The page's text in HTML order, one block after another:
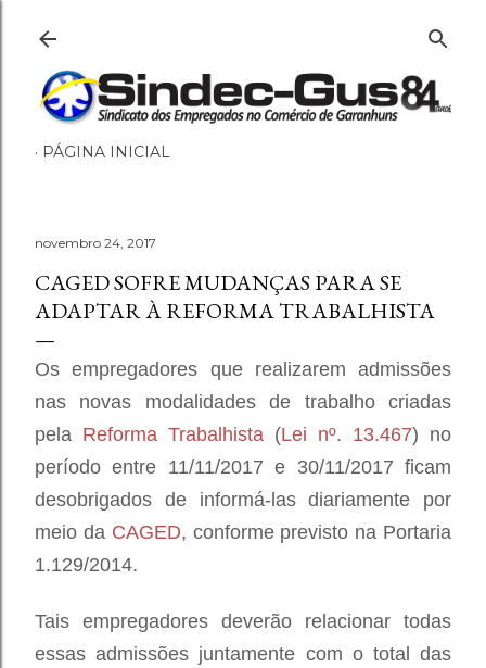
PÁGINA INICIAL
novembro 24, 2017
CAGED SOFRE MUDANÇAS PARA SE
ADAPTAR À REFORMA TRABALHISTA
Os empregadores que realizarem admissões
nas novas modalidades de trabalho criadas
pela Reforma Trabalhista (Lei nº. 13.467) no
período entre 11/11/2017 e 30/11/2017 ficam
desobrigados de informá-las diariamente por
meio da CAGED, conforme previsto na Portaria
1.129/2014.
Tais empregadores deverão relacionar todas
essas admissões juntamente com o total das